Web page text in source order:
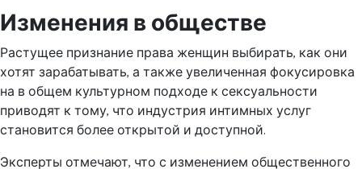
Изменения в обществе
Растущее признание права женщин выбирать, как они
хотят зарабатывать, а также увеличенная фокусировка
на в общем культурном подходе к сексуальности
приводят к тому, что индустрия интимных услуг
становится более открытой и доступной.
Эксперты отмечают, что с изменением общественного